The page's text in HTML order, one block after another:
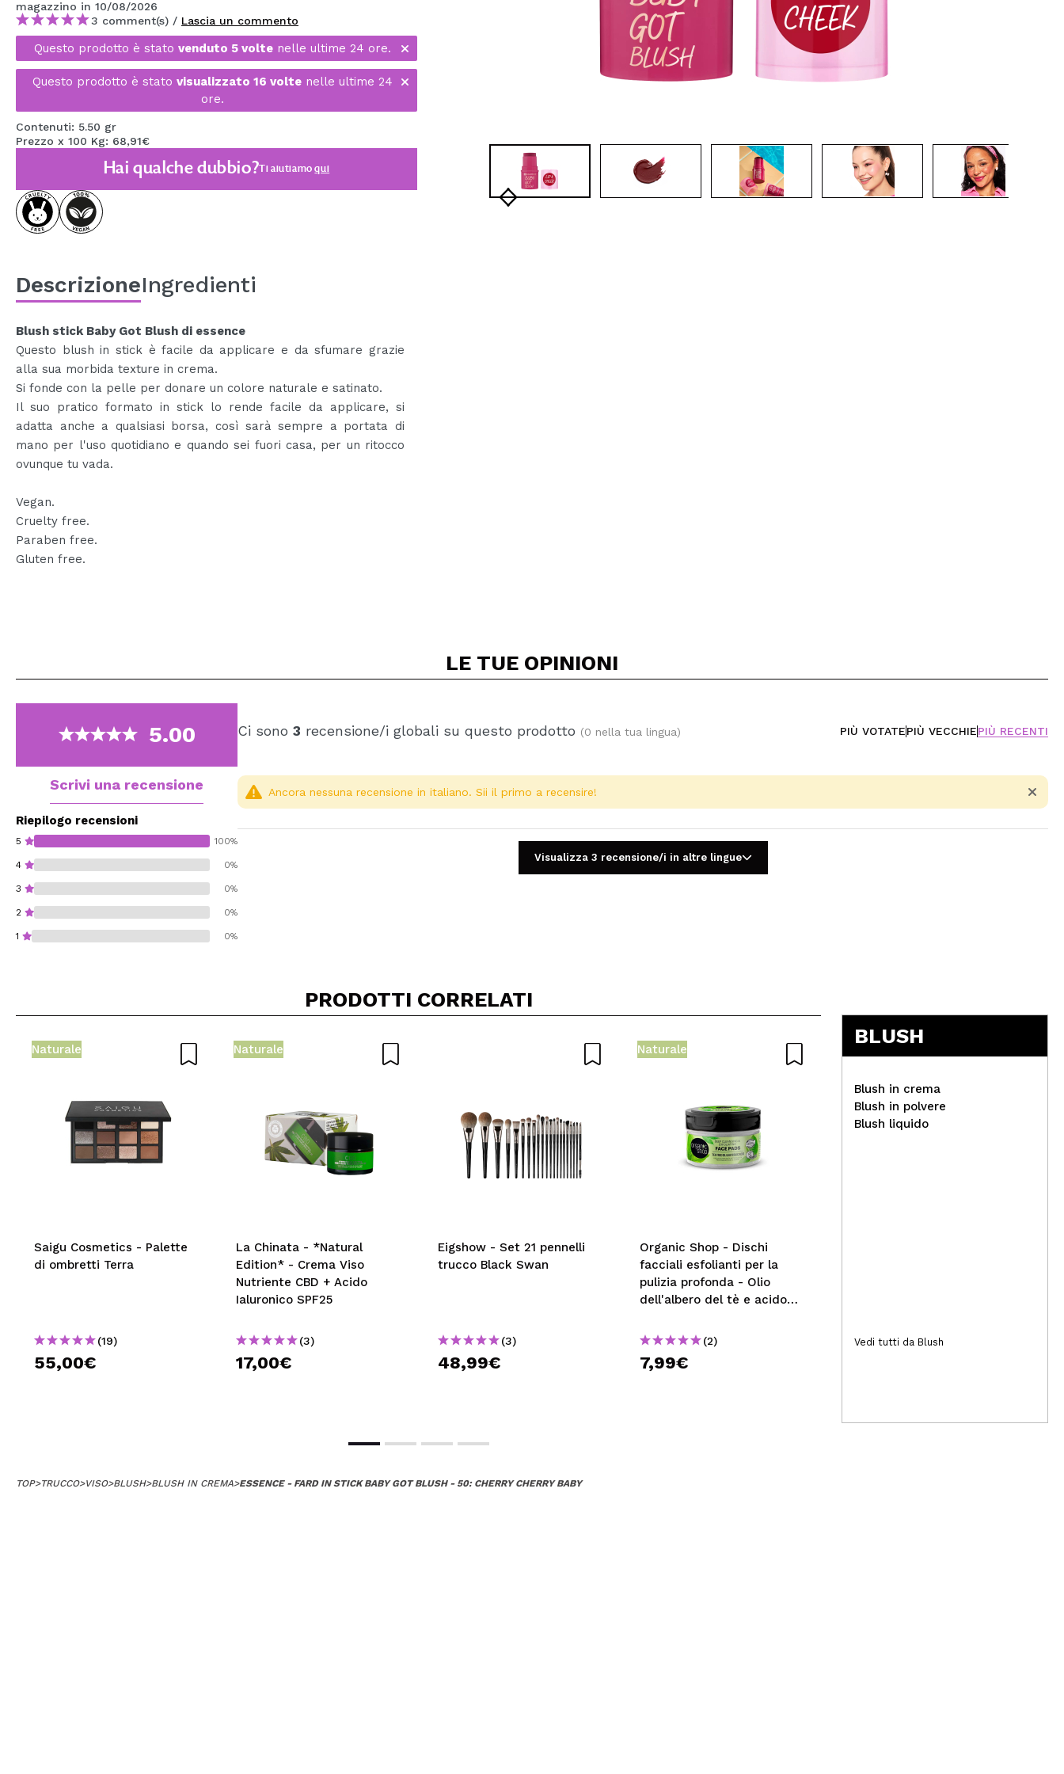
MAQUIFARMA
KOREA ZONE
TRAVEL SIZE
NATURE
SPECIALE
OUTLET
SONO TORNATI!
BLOG
CREARE UN ACCOUNT
magazzino in 10/08/2026
3 comment(s) / Lascia un commento
Questo prodotto è stato venduto 5 volte nelle ultime 24 ore.
Questo prodotto è stato visualizzato 16 volte nelle ultime 24
ore.
Contenuti: 5.50 gr
Prezzo x 100 Kg: 68,91€
Hai qualche dubbio?Ti aiutiamoqui
DescrizioneIngredienti
Blush stick Baby Got Blush di essence
Questo blush in stick è facile da applicare e da sfumare grazie
alla sua morbida texture in crema.
Si fonde con la pelle per donare un colore naturale e satinato.
Il suo pratico formato in stick lo rende facile da applicare, si
adatta anche a qualsiasi borsa, così sarà sempre a portata di
mano per l'uso quotidiano e quando sei fuori casa, per un ritocco
ovunque tu vada.
Vegan.
Cruelty free.
Paraben free.
Gluten free.
LE TUE OPINIONI
5.00
Scrivi una recensione
Riepilogo recensioni
5 100%
4 0%
3 0%
2 0%
1 0%
Ci sono 3 recensione/i globali su questo prodotto (0 nella tua lingua) PIÙ VOTATEPIÙ VECCHIEPIÙ RECENTI
Ancora nessuna recensione in italiano. Sii il primo a recensire!
Visualizza 3 recensione/i in altre lingue
PRODOTTI CORRELATI
Naturale
Saigu Cosmetics - Palette
di ombretti Terra
(19)
55,00€
Naturale
La Chinata - *Natural
Edition* - Crema Viso
Nutriente CBD + Acido
Ialuronico SPF25
(3)
17,00€
Eigshow - Set 21 pennelli
trucco Black Swan
(3)
48,99€
Naturale
Organic Shop - Dischi
facciali esfolianti per la
pulizia profonda - Olio
dell'albero del tè e acido
(2)
7,99€
(1)
BLUSH
Blush in crema
Blush in polvere
Blush liquido
Vedi tutti da Blush
TOP>TRUCCO>VISO>BLUSH>BLUSH IN CREMA>ESSENCE - FARD IN STICK BABY GOT BLUSH - 50: CHERRY CHERRY BABY